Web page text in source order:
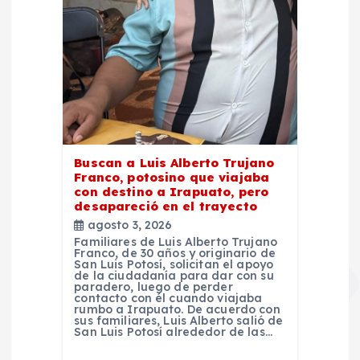
Buscan a Luis Alberto Trujano
Franco, potosino que viajaba
con destino a Irapuato, pero
desapareció en el trayecto
agosto 3, 2026
Familiares de Luis Alberto Trujano
Franco, de 30 años y originario de
San Luis Potosí, solicitan el apoyo
de la ciudadanía para dar con su
paradero, luego de perder
contacto con él cuando viajaba
rumbo a Irapuato. De acuerdo con
sus familiares, Luis Alberto salió de
San Luis Potosí alrededor de las…